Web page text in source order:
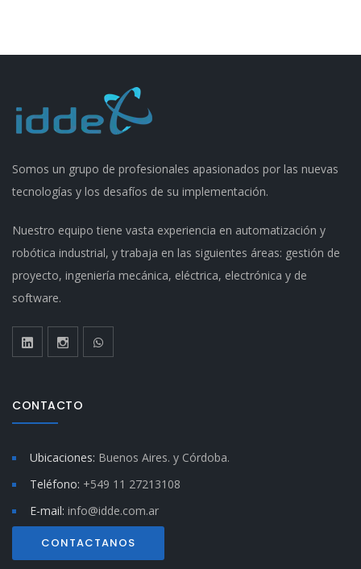
Somos un grupo de profesionales apasionados por las nuevas
tecnologías y los desafíos de su implementación.
Nuestro equipo tiene vasta experiencia en automatización y
robótica industrial, y trabaja en las siguientes áreas: gestión de
proyecto, ingeniería mecánica, eléctrica, electrónica y de
software.
CONTACTO
Ubicaciones: Buenos Aires. y Córdoba.
Teléfono: +549 11 27213108
E-mail: info@idde.com.ar
CONTACTANOS